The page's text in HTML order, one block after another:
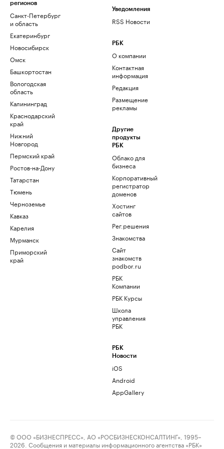
регионов
Санкт-Петербург
и область
Екатеринбург
Новосибирск
Омск
Башкортостан
Вологодская
область
Калининград
Краснодарский
край
Нижний
Новгород
Пермский край
Ростов-на-Дону
Татарстан
Тюмень
Черноземье
Кавказ
Карелия
Мурманск
Приморский
край
Уведомления
RSS Новости
РБК
О компании
Контактная
информация
Редакция
Размещение
рекламы
Другие
продукты
РБК
Облако для
бизнеса
Корпоративный
регистратор
доменов
Хостинг
сайтов
Рег.решения
Знакомства
Сайт
знакомств
podbor.ru
РБК
Компании
РБК Курсы
Школа
управления
РБК
РБК
Новости
iOS
Android
AppGallery
© ООО «БИЗНЕСПРЕСС», АО «РОСБИЗНЕСКОНСАЛТИНГ», 1995–
2026. Сообщения и материалы информационного агентства «РБК»